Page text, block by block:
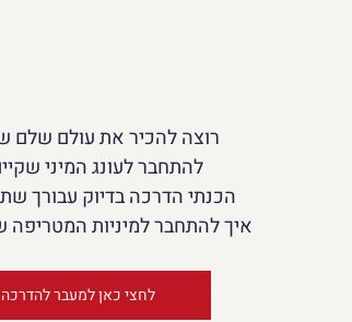
רוצה להכיר את עולם שלם
להתחבר לעונג המיני
הכנתי הדרכה בדיוק עבורך
איך להתחבר למיניות
לחצי כאן למעבר להדרכה